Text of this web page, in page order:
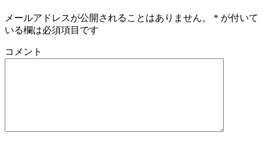
メールアドレスが公開されることはありません。 * が付いて
いる欄は必須項目です
コメント